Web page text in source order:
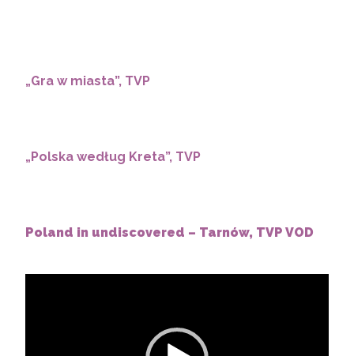
„Gra w miasta”, TVP
„Polska według Kreta”, TVP
Poland in undiscovered – Tarnów, TVP VOD